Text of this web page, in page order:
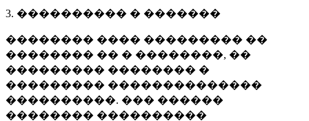
3. ���������� � �������
�������� ���� ��������� ��
�������� �� � ��������, ��
��������� �������� �
��������� ��������������
����������. ��� ������
�������� ����������